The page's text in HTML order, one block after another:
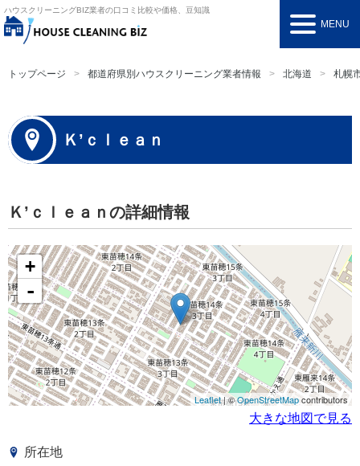
ハウスクリーニングBIZ業者の口コミ比較や価格、豆知識
MENU
トップページ 都道府県別ハウスクリーニング業者情報 北海道 札幌
Ｋ’ｃｌｅａｎ
Ｋ’ｃｌｅａｎの詳細情報
+
-
Leaflet| ©OpenStreetMapcontributors
大きな地図で見る
所在地